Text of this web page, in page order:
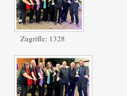
Zugriffe: 1328